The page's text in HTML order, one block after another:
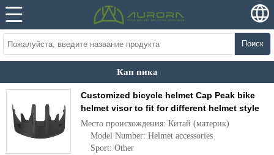
Поиск
Кап пика
Customized bicycle helmet Cap Peak bike
helmet visor to fit for different helmet style
Место происхождения: Китай (материк)
Model Number: Helmet accessories
Sport: Other